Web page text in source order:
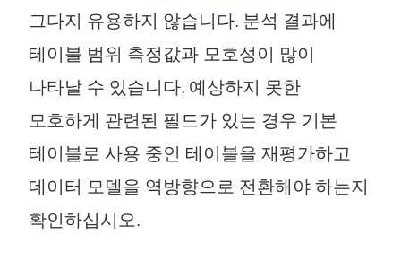
그다지 유용하지 않습니다. 분석 결과에
테이블 범위 측정값과 모호성이 많이
나타날 수 있습니다. 예상하지 못한
모호하게 관련된 필드가 있는 경우 기본
테이블로 사용 중인 테이블을 재평가하고
데이터 모델을 역방향으로 전환해야 하는지
확인하십시오.